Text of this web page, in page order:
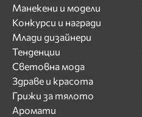
Манекени и модели
Конкурси и награди
Млади дизайнери
Тенденции
Световна мода
Здраве и красота
Грижи за тялото
Аромати